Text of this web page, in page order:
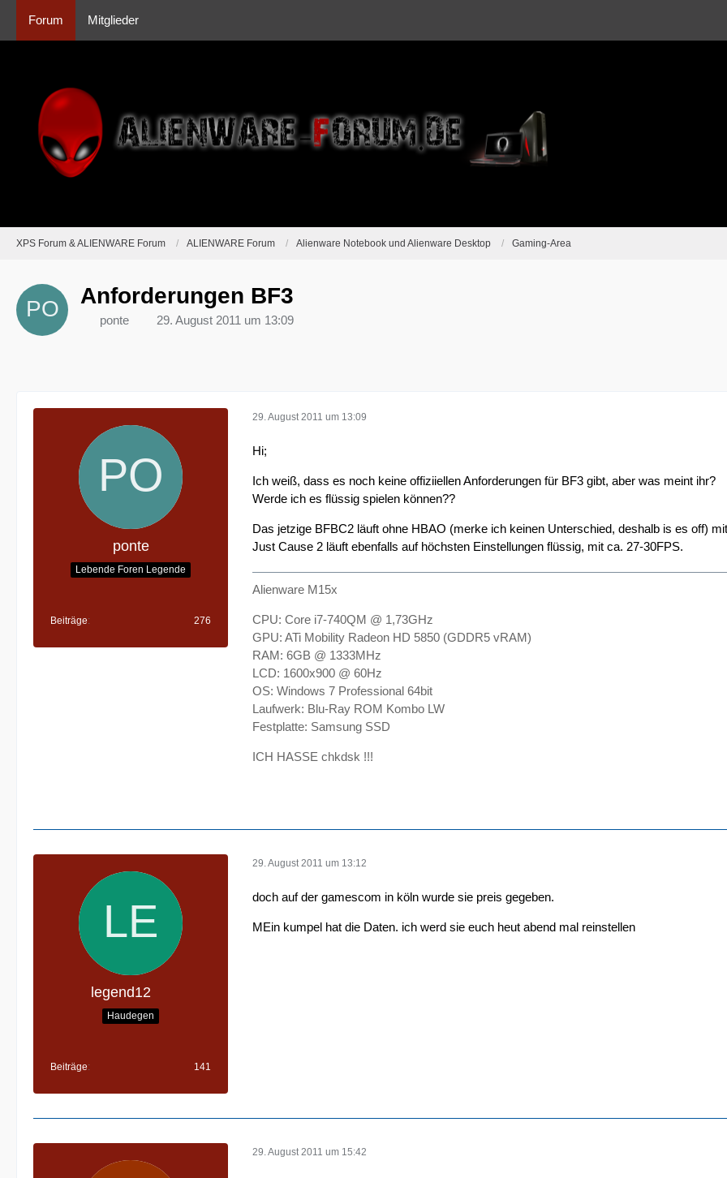
Forum Mitglieder
XPS Forum & ALIENWARE Forum ALIENWARE Forum Alienware Notebook und Alienware Desktop Gaming-Area
Anforderungen BF3
ponte 29. August 2011 um 13:09
ponte
Lebende Foren Legende
Beiträge 276
29. August 2011 um 13:09
Hi;
Ich weiß, dass es noch keine offiziiellen Anforderungen für BF3 gibt, aber was meint ihr?
Werde ich es flüssig spielen können??
Das jetzige BFBC2 läuft ohne HBAO (merke ich keinen Unterschied, deshalb is es off)
Just Cause 2 läuft ebenfalls auf höchsten Einstellungen flüssig, mit ca. 27-30FPS.
Alienware M15x
CPU: Core i7-740QM @ 1,73GHz
GPU: ATi Mobility Radeon HD 5850 (GDDR5 vRAM)
RAM: 6GB @ 1333MHz
LCD: 1600x900 @ 60Hz
OS: Windows 7 Professional 64bit
Laufwerk: Blu-Ray ROM Kombo LW
Festplatte: Samsung SSD
ICH HASSE chkdsk !!!
legend12
Haudegen
Beiträge 141
29. August 2011 um 13:12
doch auf der gamescom in köln wurde sie preis gegeben.
MEin kumpel hat die Daten. ich werd sie euch heut abend mal reinstellen
29. August 2011 um 15:42